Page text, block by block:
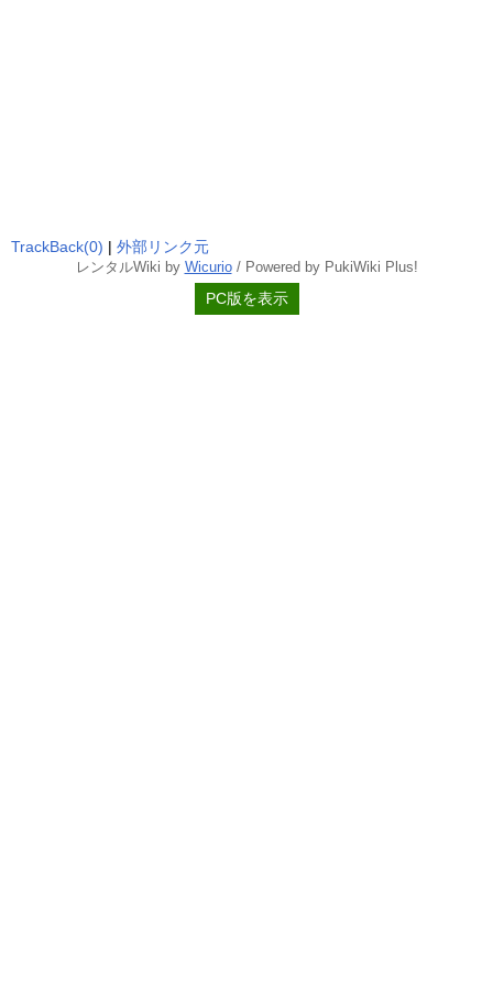
TrackBack(0) | 外部リンク元
レンタルWiki by Wicurio/ Powered by PukiWiki Plus!
PC版を表示